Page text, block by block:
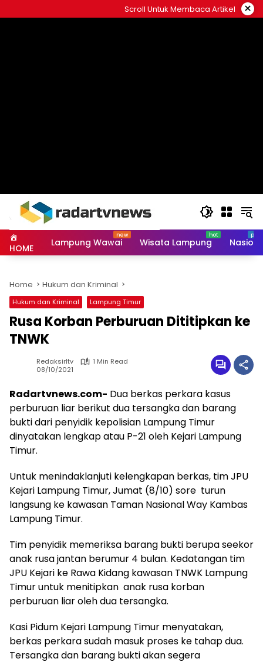
to
Scroll Untuk Membaca Artikel ×
HOME Lampung Wawai Wisata Lampung
Home Hukum dan Kriminal
Hukum dan Kriminal Lampung Timur
Rusa Korban Perburuan Dititipkan ke
TNWK
Redaksirltv
1 Min Read
08/10/2021
Radartvnews.com- Dua berkas perkara kasus
perburuan liar berikut dua tersangka dan barang
bukti dari penyidik kepolisian Lampung Timur
dinyatakan lengkap atau P-21 oleh Kejari Lampung
Timur.
Untuk menindaklanjuti kelengkapan berkas, tim JPU
Kejari Lampung Timur, Jumat (8/10) sore turun
langsung ke kawasan Taman Nasional Way Kambas
Lampung Timur.
Tim penyidik memeriksa barang bukti berupa seekor
anak rusa jantan berumur 4 bulan. Kedatangan tim
JPU Kejari ke Rawa Kidang kawasan TNWK Lampung
Timur untuk menitipkan anak rusa korban
perburuan liar oleh dua tersangka.
Kasi Pidum Kejari Lampung Timur menyatakan,
berkas perkara sudah masuk proses ke tahap dua.
Tersangka dan barang bukti akan segera